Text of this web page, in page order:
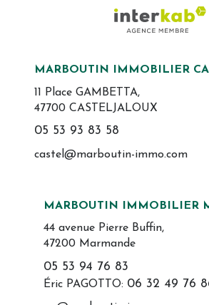
MARBOUTIN IMMOBILIER
11 Place GAMBETTA,
47700 CASTELJALOUX
05 53 93 83 58
castel@marboutin-immo.com
MARBOUTIN IMMOBILIER
44 avenue Pierre Buffin,
47200 Marmande
05 53 94 76 83
Éric PAGOTTO: 06 32 49 76